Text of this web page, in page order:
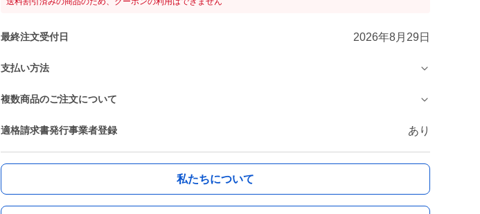
最終注文受付日 2026年8月29日
支払い方法
複数商品のご注文について
適格請求書発行事業者登録 あり
私たちについて